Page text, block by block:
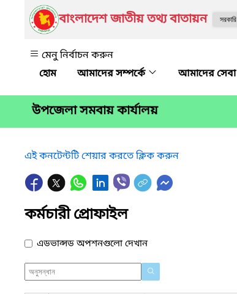
বাংলাদেশ জাতীয় তথ্য বাতায়ন
মেনু নির্বাচন করুন
আমাদের সম্পর্কে
আমাদের সেবা
উপজেলা সমবায় কার্যালয়
এই কনটেন্টটি শেয়ার করতে ক্লিক করুন
কর্মচারী প্রোফাইল
এডভান্সড অপশনগুলো দেখান